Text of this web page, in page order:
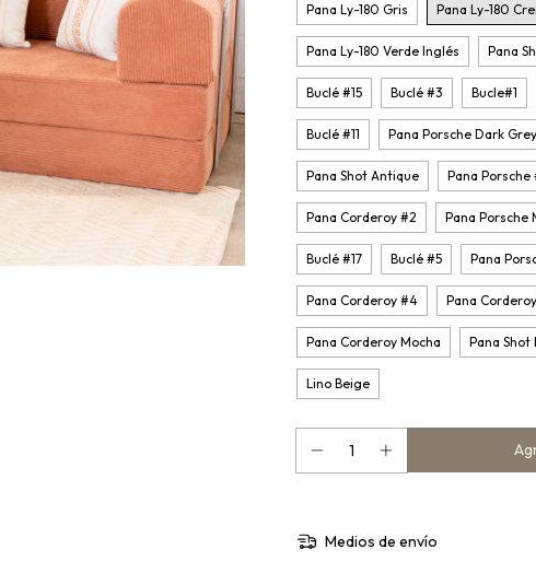
Pana Ly-180 Gris Pana Ly-180
Pana Ly-180 Verde Inglés Pana
Buclé #15 Buclé #3 Bucle#1
Buclé #11 Pana Porsche Dark Grey
Pana Shot Antique Pana Porsche
Pana Corderoy #2 Pana Porsche
Buclé #17 Buclé #5 Pana
Pana Corderoy #4 Pana
Pana Corderoy Mocha Pana Shot
Lino Beige
Medios de envío